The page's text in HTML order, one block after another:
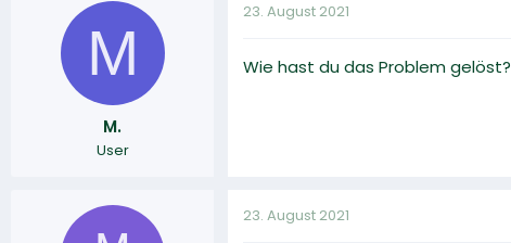
M
M.
User
23. August 2021
Wie hast du das Problem gelöst?
23. August 2021